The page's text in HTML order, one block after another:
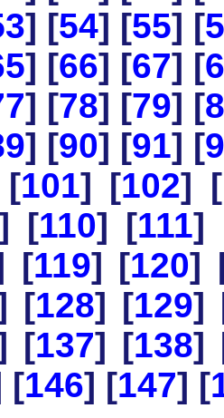
] [54] [55] [
] [66] [67] [
] [78] [79] [
] [90] [91] [
101] [102] [
[110] [111]
[119] [120]
[128] [129]
[137] [138]
[146] [147] [